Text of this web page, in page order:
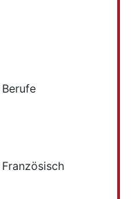
Berufe
Französisch